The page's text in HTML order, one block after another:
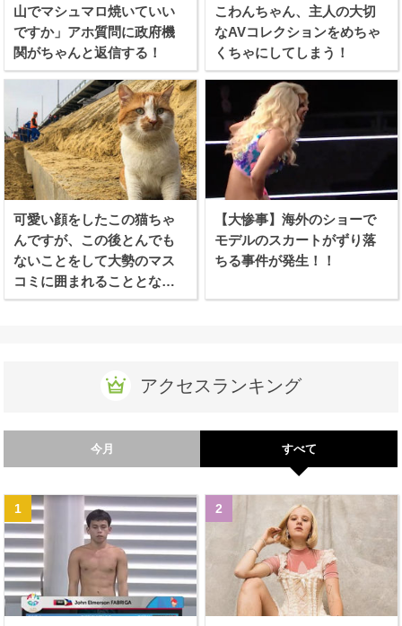
山でマシュマロ焼いていい
ですか」アホ質問に政府機
関がちゃんと返信する！
こわんちゃん、主人の大切
なAVコレクションをめちゃ
くちゃにしてしまう！
可愛い顔をしたこの猫ちゃ
んですが、この後とんでも
ないことをして大勢のマス
コミに囲まれることとなり
ます
【大惨事】海外のショーで
モデルのスカートがずり落
ちる事件が発生！！
アクセスランキング
今月 すべて